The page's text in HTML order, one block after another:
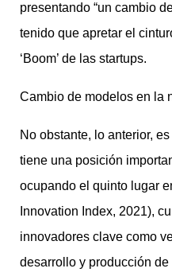
presentando “un cambio
tenido que apretar el
‘Boom’ de las startups.
Cambio de modelos en la
No obstante, lo anterior,
tiene una posición
ocupando el quinto lugar
Innovation Index, 2021),
innovadores clave como
desarrollo y producción